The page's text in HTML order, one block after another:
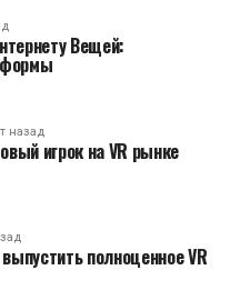
Вещей:
назад
игрок на VR рынке
полноценное VR